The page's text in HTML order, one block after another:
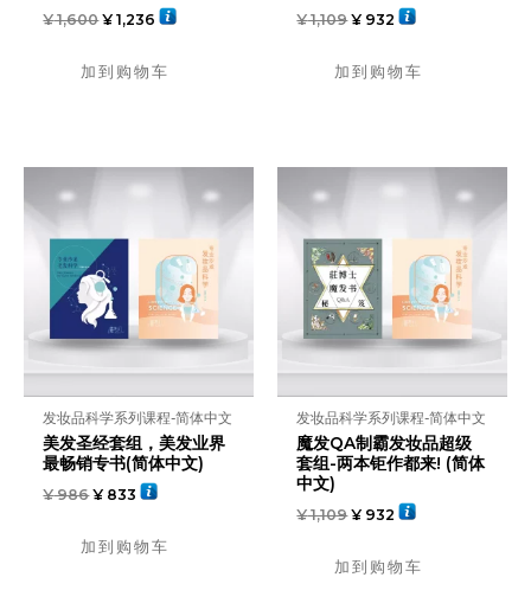
¥1,600 ¥ 1,236
加到购物车
¥1,109 ¥ 932
加到购物车
发妆品科学系列课程-简体中文
美发圣经套组，美发业界
最畅销专书(简体中文)
¥986 ¥ 833
加到购物车
发妆品科学系列课程-简体中文
魔发QA制霸发妆品超级
套组-两本钜作都来! (简体
中文)
¥1,109 ¥ 932
加到购物车